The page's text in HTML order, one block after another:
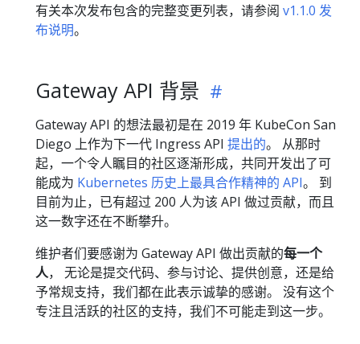
有关本次发布包含的完整变更列表，请参阅 v1.1.0 发
布说明。
Gateway API 背景
Gateway API 的想法最初是在 2019 年 KubeCon San
Diego 上作为下一代 Ingress API 提出的。 从那时
起，一个令人瞩目的社区逐渐形成，共同开发出了可
能成为 Kubernetes 历史上最具合作精神的 API。 到
目前为止，已有超过 200 人为该 API 做过贡献，而且
这一数字还在不断攀升。
维护者们要感谢为 Gateway API 做出贡献的每一个
人， 无论是提交代码、参与讨论、提供创意，还是给
予常规支持，我们都在此表示诚挚的感谢。 没有这个
专注且活跃的社区的支持，我们不可能走到这一步。